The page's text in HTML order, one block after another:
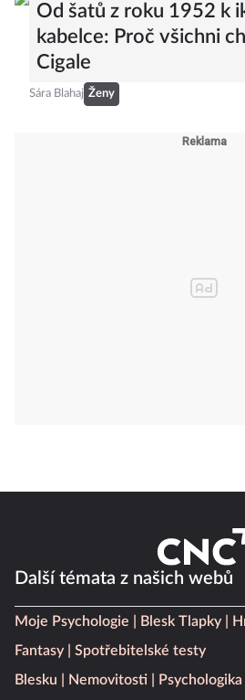
Od šatů z roku 1952 k
kabelce: Proč všichni
Cigale
Sára Blahaj Ženy
Další témata z našich webů
Moje Psychologie Blesk Tlapky
Fantasy
Spotřebitelské testy
Blesku
Nemovitosti